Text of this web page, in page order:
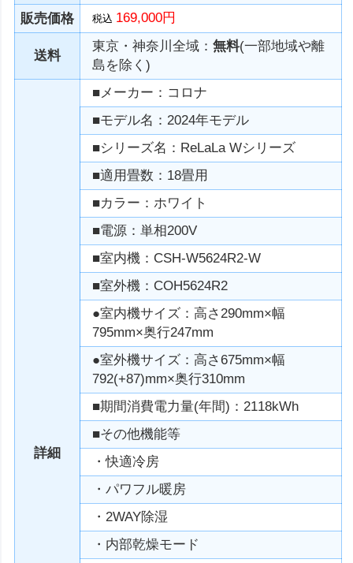
販売価格
税込 169,000円
送料
東京・神奈川全域：無料(一部地域や離
島を除く)
詳細
■メーカー：コロナ
■モデル名：2024年モデル
■シリーズ名：ReLaLa Wシリーズ
■適用畳数：18畳用
■カラー：ホワイト
■電源：単相200V
■室内機：CSH-W5624R2-W
■室外機：COH5624R2
●室内機サイズ：高さ290mm×幅
795mm×奥行247mm
●室外機サイズ：高さ675mm×幅
792(+87)mm×奥行310mm
■期間消費電力量(年間)：2118kWh
■その他機能等
・快適冷房
・パワフル暖房
・2WAY除湿
・内部乾燥モード